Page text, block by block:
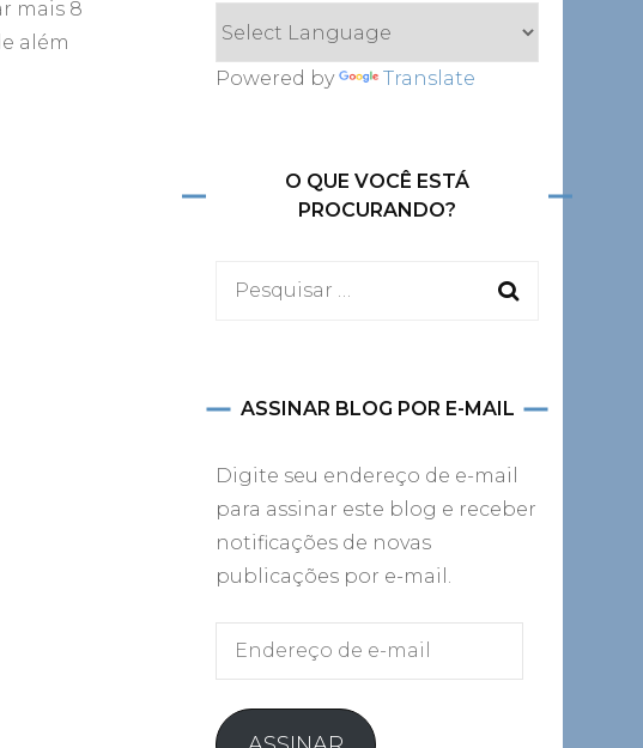
mais 8
além
Powered by Translate
O QUE VOCÊ ESTÁ
PROCURANDO?
Pesquisar
ASSINAR BLOG POR E-MAIL
Digite seu endereço de e-mail
para assinar este blog e receber
notificações de novas
publicações por e-mail.
Endereço
mail